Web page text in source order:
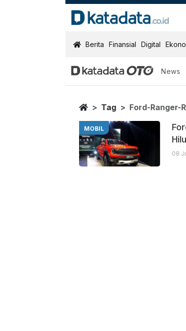
KatadataOTO
Berita Finansial Digital
News
Ford
Berita Terbaru
Home
Tag Ford-Ranger-
MOBIL
08